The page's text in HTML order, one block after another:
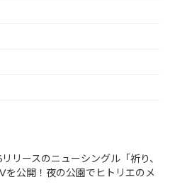
リースのニューシングル「祈り、
を公開！夜の公園でヒトリエのメ